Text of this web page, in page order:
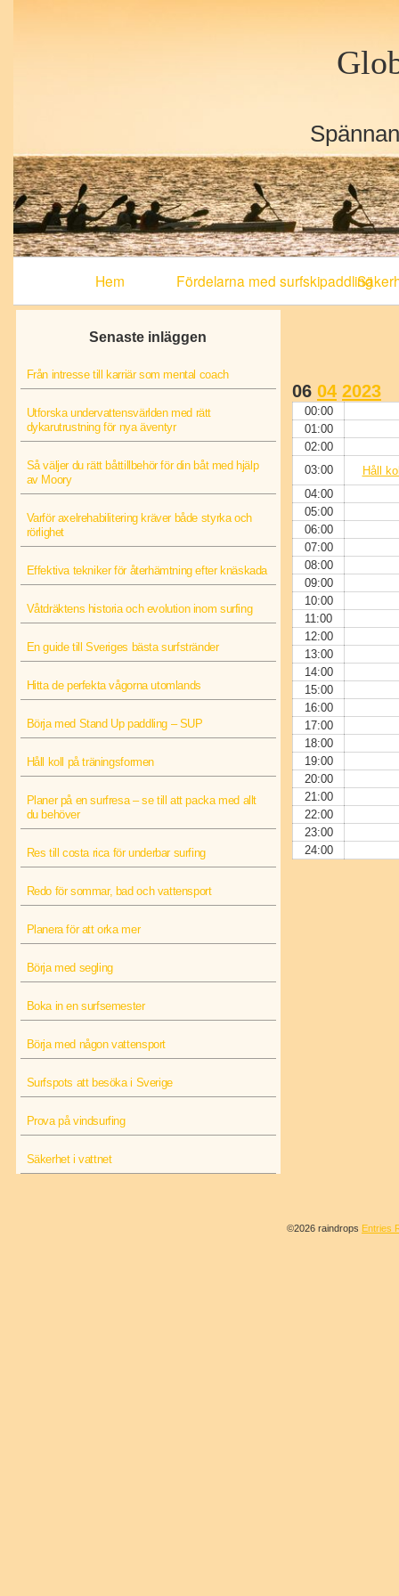
Navigation
Hem Fördelarna med surfskipaddling
06 04 2023
00:00
01:00
02:00
03:00
Håll
04:00
05:00
06:00
07:00
08:00
09:00
10:00
11:00
12:00
13:00
14:00
15:00
16:00
17:00
18:00
19:00
20:00
21:00
22:00
23:00
24:00
Senaste inläggen
Från intresse till karriär som mental coach
Utforska undervattensvärlden med rätt
dykarutrustning för nya äventyr
Så väljer du rätt båttillbehör för din båt med hjälp
av Moory
Varför axelrehabilitering kräver både styrka och
rörlighet
Effektiva tekniker för återhämtning efter knäskada
Våtdräktens historia och evolution inom surfing
En guide till Sveriges bästa surfstränder
Hitta de perfekta vågorna utomlands
Börja med Stand Up paddling – SUP
Håll koll på träningsformen
Planer på en surfresa – se till att packa med allt
du behöver
Res till costa rica för underbar surfing
Redo för sommar, bad och vattensport
Planera för att orka mer
Börja med segling
Boka in en surfsemester
Börja med någon vattensport
Surfspots att besöka i Sverige
Prova på vindsurfing
Säkerhet i vattnet
©2026 raindrops Entries